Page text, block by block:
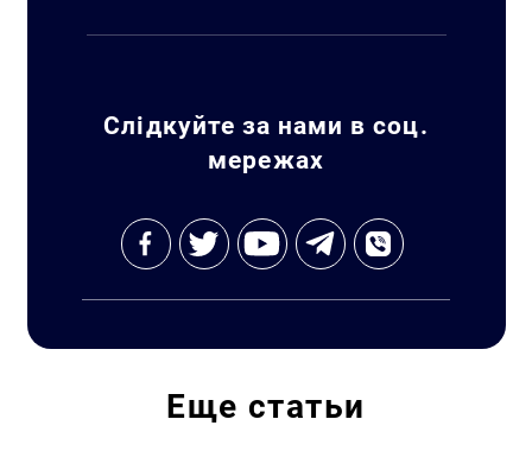
Слідкуйте за нами в соц.
мережах
Еще статьи